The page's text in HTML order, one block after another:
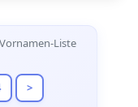
Liste
>